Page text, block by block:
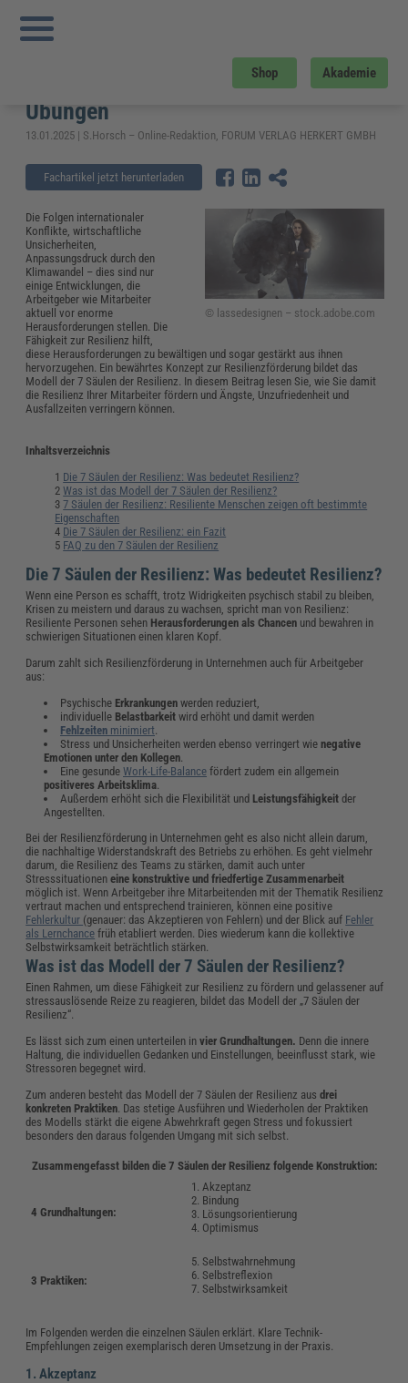
Shop Akademie
Sie sind hier:
Mitarbeiter gestärkt aus der Krise führen – mit Übungen
7 Säulen der Resilienz: Mitarbeiter
gestärkt aus der Krise führen – mit
Übungen
13.01.2025 | S.Horsch – Online-Redaktion, FORUM VERLAG HERKERT GMBH
Fachartikel jetzt herunterladen
© lassedesignen – stock.adobe.com
Die Folgen internationaler
Konflikte, wirtschaftliche
Unsicherheiten,
Anpassungsdruck durch den
Klimawandel – dies sind nur
einige Entwicklungen, die
Arbeitgeber wie Mitarbeiter
aktuell vor enorme
Herausforderungen stellen. Die
Fähigkeit zur Resilienz hilft,
diese Herausforderungen zu bewältigen und sogar gestärkt aus ihnen
hervorzugehen. Ein bewährtes Konzept zur Resilienzförderung bildet das
Modell der 7 Säulen der Resilienz. In diesem Beitrag lesen Sie, wie Sie damit
die Resilienz Ihrer Mitarbeiter fördern und Ängste, Unzufriedenheit und
Ausfallzeiten verringern können.
Inhaltsverzeichnis
Die 7 Säulen der Resilienz: Was bedeutet Resilienz?
Was ist das Modell der 7 Säulen der Resilienz?
7 Säulen der Resilienz: Resiliente Menschen zeigen oft bestimmte
Eigenschaften
Die 7 Säulen der Resilienz: ein Fazit
FAQ zu den 7 Säulen der Resilienz
Die 7 Säulen der Resilienz: Was bedeutet Resilienz?
Wenn eine Person es schafft, trotz Widrigkeiten psychisch stabil zu bleiben,
Krisen zu meistern und daraus zu wachsen, spricht man von Resilienz:
Resiliente Personen sehen Herausforderungen als Chancen und bewahren in
schwierigen Situationen einen klaren Kopf.
Darum zahlt sich Resilienzförderung in Unternehmen auch für Arbeitgeber
aus:
Psychische Erkrankungen werden reduziert,
individuelle Belastbarkeit wird erhöht und damit werden
Fehlzeiten minimiert.
Stress und Unsicherheiten werden ebenso verringert wie negative
Emotionen unter den Kollegen.
Eine gesunde Work-Life-Balance fördert zudem ein allgemein
positiveres Arbeitsklima.
Außerdem erhöht sich die Flexibilität und Leistungsfähigkeit der
Angestellten.
Bei der Resilienzförderung in Unternehmen geht es also nicht allein darum,
die nachhaltige Widerstandskraft des Betriebs zu erhöhen. Es geht vielmehr
darum, die Resilienz des Teams zu stärken, damit auch unter
Stresssituationeneine konstruktive und friedfertige Zusammenarbeit
möglich ist. Wenn Arbeitgeber ihre Mitarbeitenden mit der Thematik Resilienz
vertraut machen und entsprechend trainieren, können eine positive
Fehlerkultur (genauer: das Akzeptieren von Fehlern) und der Blick auf Fehler
als Lernchance früh etabliert werden. Dies wiederum kann die kollektive
Selbstwirksamkeit beträchtlich stärken.
Was ist das Modell der 7 Säulen der Resilienz?
Einen Rahmen, um diese Fähigkeit zur Resilienz zu fördern und gelassener auf
stressauslösende Reize zu reagieren, bildet das Modell der „7 Säulen der
Resilienz“.
Es lässt sich zum einen unterteilen invier Grundhaltungen. Denn die innere
Haltung, die individuellen Gedanken und Einstellungen, beeinflusst stark, wie
Stressoren begegnet wird.
Zum anderen besteht das Modell der 7 Säulen der Resilienz ausdrei
konkreten Praktiken . Das stetige Ausführen und Wiederholen der Praktiken
des Modells stärkt die eigene Abwehrkraft gegen Stress und fokussiert
besonders den daraus folgenden Umgang mit sich selbst.
Zusammengefasst bilden die 7 Säulen der Resilienz folgende Konstruktion:
4 Grundhaltungen:
1. Akzeptanz
2. Bindung
3. Lösungsorientierung
4. Optimismus
3 Praktiken:
5. Selbstwahrnehmung
6. Selbstreflexion
7. Selbstwirksamkeit
Im Folgenden werden die einzelnen Säulen erklärt. Klare Technik-
Empfehlungen zeigen exemplarisch deren Umsetzung in der Praxis.
1. Akzeptanz